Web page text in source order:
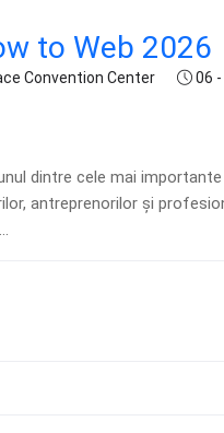
to Web 2026
Convention Center 06 -
dintre cele mai
antreprenorilor și